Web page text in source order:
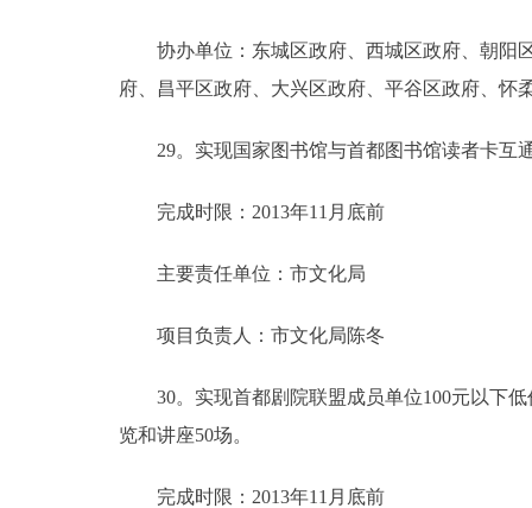
协办单位：东城区政府、西城区政府、朝阳区
府、昌平区政府、大兴区政府、平谷区政府、怀
29。实现国家图书馆与首都图书馆读者卡互
完成时限：2013年11月底前
主要责任单位：市文化局
项目负责人：市文化局陈冬
30。实现首都剧院联盟成员单位100元以下低
览和讲座50场。
完成时限：2013年11月底前